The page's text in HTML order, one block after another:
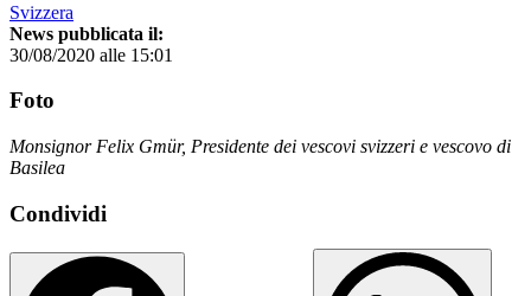
Svizzera
News pubblicata il:
30/08/2020 alle 15:01
Foto
Monsignor Felix Gmür, Presidente dei vescovi svizzeri e vescovo di
Basilea
Condividi